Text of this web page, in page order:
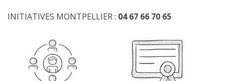
INITIATIVES MONTPELLIER : 04 67 66 70 65